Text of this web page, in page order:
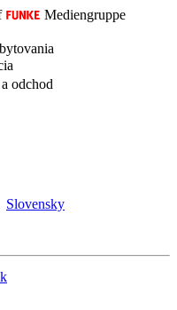
Mediengruppe
odchod
Slovensky